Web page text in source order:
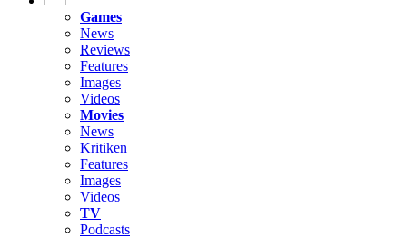
Games
News
Reviews
Features
Images
Videos
Movies
News
Kritiken
Features
Images
Videos
TV
Podcasts